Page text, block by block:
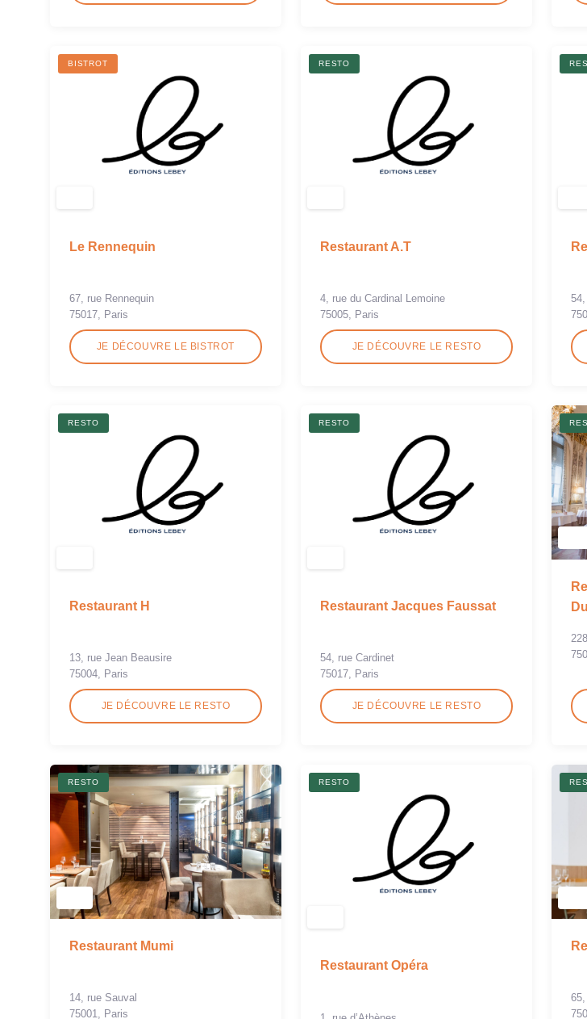
BISTROT
Le Rennequin
67, rue Rennequin
75017, Paris
JE DÉCOUVRE LE BISTROT
RESTO
Restaurant A.T
4, rue du Cardinal Lemoine
75005, Paris
JE DÉCOUVRE LE RESTO
RESTO
Restaurant H
13, rue Jean Beausire
75004, Paris
JE DÉCOUVRE LE RESTO
RESTO
Restaurant Jacques Faussat
54, rue Cardinet
75017, Paris
JE DÉCOUVRE LE RESTO
RESTO
Restaurant Mumi
14, rue Sauval
75001, Paris
RESTO
Restaurant Opéra